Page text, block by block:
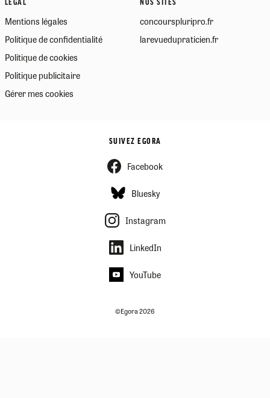
LÉGAL
Mentions légales
Politique de confidentialité
Politique de cookies
Politique publicitaire
Gérer mes cookies
NOS SITES
concourspluripro.fr
larevuedupraticien.fr
SUIVEZ EGORA
Facebook
Bluesky
Instagram
LinkedIn
YouTube
©Egora 2026